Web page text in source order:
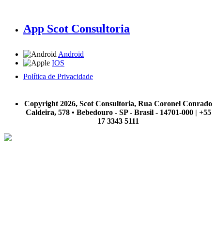
App Scot Consultoria
Android
IOS
Política de Privacidade
Copyright 2026, Scot Consultoria, Rua Coronel Conrado
Caldeira, 578 • Bebedouro - SP - Brasil - 14701-000 | +55
17 3343 5111